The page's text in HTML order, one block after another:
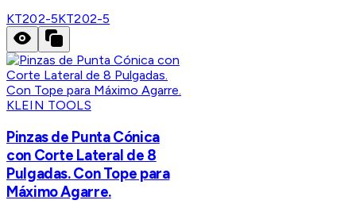
KT202-5KT202-5
KLEIN TOOLS
Pinzas de Punta Cónica
con Corte Lateral de 8
Pulgadas. Con Tope para
Máximo Agarre.